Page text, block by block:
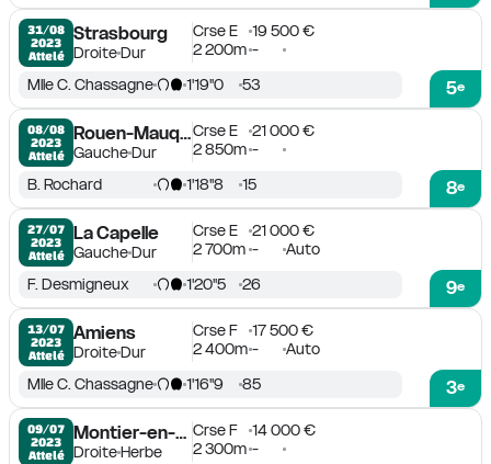
31/08
2023
Attelé
Strasbourg
DroiteDur
Crse E
19 500 €
2 200m -
5e
Mlle C. Chassagne 1'19''0 53
08/08
2023
Attelé
Rouen-Mauquenchy
GaucheDur
Crse E
21 000 €
2 850m -
8e
B. Rochard 1'18''8 15
27/07
2023
Attelé
La Capelle
GaucheDur
Crse E
21 000 €
2 700m - Auto
9e
F. Desmigneux 1'20''5 26
13/07
2023
Attelé
Amiens
DroiteDur
Crse F
17 500 €
2 400m - Auto
3e
Mlle C. Chassagne 1'16''9 85
09/07
2023
Attelé
Montier-en-Der
DroiteHerbe
Crse F
14 000 €
2 300m -